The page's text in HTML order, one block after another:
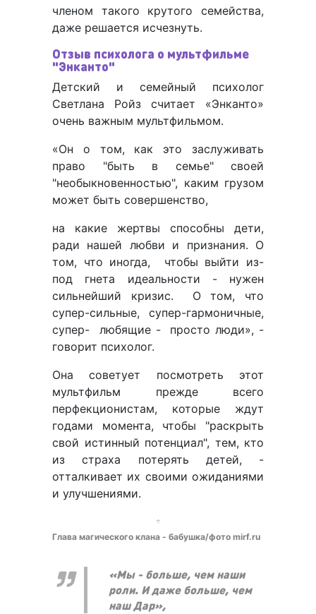
членом такого крутого семейства,
даже решается исчезнуть.
Отзыв психолога о мультфильме
"Энканто"
Детский и семейный психолог
Светлана Ройз считает «Энканто»
очень важным мультфильмом.
«Он о том, как это заслуживать
право "быть в семье" своей
"необыкновенностью", каким грузом
может быть совершенство,
на какие жертвы способны дети,
ради нашей любви и признания. О
том, что иногда, чтобы выйти из-
под гнета идеальности - нужен
сильнейший кризис. О том, что
супер-сильные, супер-гармоничные,
супер- любящие - просто люди», -
говорит психолог.
Она советует посмотреть этот
мультфильм прежде всего
перфекционистам, которые ждут
годами момента, чтобы "раскрыть
свой истинный потенциал", тем, кто
из страха потерять детей, -
отталкивает их своими ожиданиями
и улучшениями.
Глава магического клана - бабушка/фото mirf.ru
«Мы - больше, чем наши
роли. И даже больше, чем
наш Дар»,